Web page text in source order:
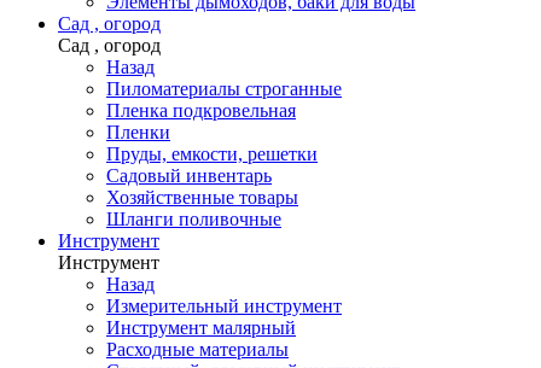
Сад , огород
Сад , огород
Назад
Пиломатериалы строганные
Пленка подкровельная
Пленки
Пруды, емкости, решетки
Садовый инвентарь
Хозяйственные товары
Шланги поливочные
Инструмент
Инструмент
Назад
Измерительный инструмент
Инструмент малярный
Расходные материалы